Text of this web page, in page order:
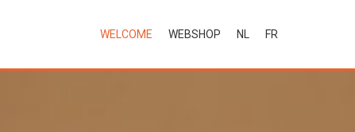
WELCOME WEBSHOP NL FR